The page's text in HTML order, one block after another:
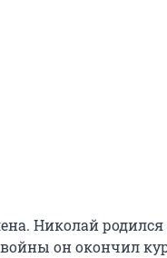
Николай родился
войны он окончил